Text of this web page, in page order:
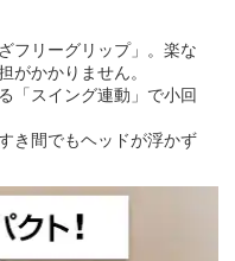
フリーグリップ」。楽な
がかかりません。
「スイング連動」で小回
き間でもヘッドが浮かず